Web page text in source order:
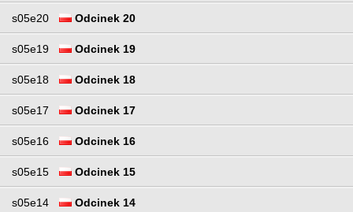
s05e20 Odcinek 20
s05e19 Odcinek 19
s05e18 Odcinek 18
s05e17 Odcinek 17
s05e16 Odcinek 16
s05e15 Odcinek 15
s05e14 Odcinek 14